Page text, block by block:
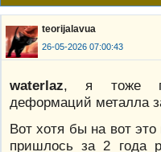
teorijalavua
26-05-2026 07:00:43
waterlaz, я тоже
деформаций металла
Вот хотя бы на вот
пришлось за 2 года